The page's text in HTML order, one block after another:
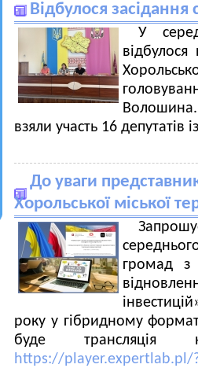
Відбулося засідання
У
взяли участь 16 депутатів
До уваги
Хорольської міської
громад з
року у гібридному
буде трансляція
https://player.expertlab.pl/